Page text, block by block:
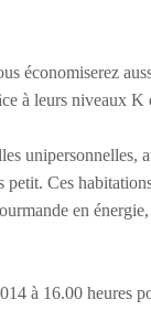
économiserez
à leurs niveaux K
unipersonnelles,
Ces
en
à 16.00 heures